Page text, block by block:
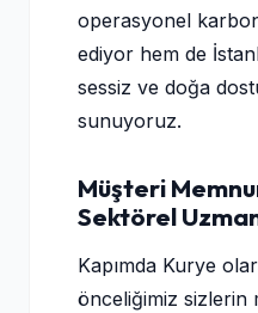
operasyonel
ediyor hem de
sessiz ve doğa
sunuyoruz.
Müşteri
Sektörel
Kapımda Kurye
önceliğimiz sizlerin